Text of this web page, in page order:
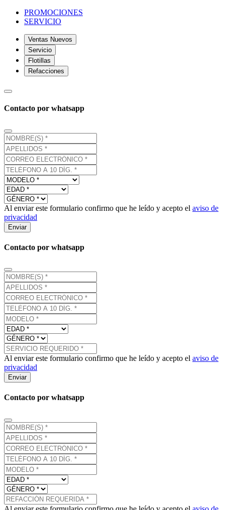
PROMOCIONES
SERVICIO
Ventas Nuevos
Servicio
Flotillas
Refacciones
Contacto por whatsapp
Al enviar este formulario confirmo que he leído y acepto el aviso de
privacidad
Enviar
Contacto por whatsapp
Al enviar este formulario confirmo que he leído y acepto el aviso de
privacidad
Enviar
Contacto por whatsapp